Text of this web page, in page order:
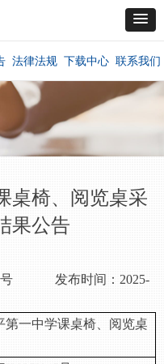
法律法规 下载中心 联系我们
发布时间： 2025-
第一中学课桌椅、阅览桌
桌椅、阅览桌采
果公告